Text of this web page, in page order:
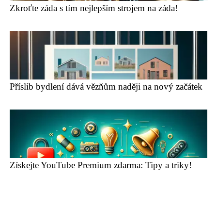
Zkroťte záda s tím nejlepším strojem na záda!
Příslib bydlení dává vězňům naději na nový začátek
Získejte YouTube Premium zdarma: Tipy a triky!